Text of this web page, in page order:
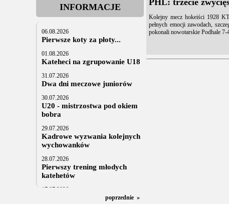
INFORMACJE
06.08.2026
Pierwsze koty za płoty...
01.08.2026
Kateheci na zgrupowanie U18
31.07.2026
Dwa dni meczowe juniorów
30.07.2026
U20 - mistrzostwa pod okiem
bobra
29.07.2026
Kadrowe wyzwania kolejnych
wychowanków
28.07.2026
Pierwszy trening młodych
katehetów
17.07.2026
U20: z kraju i z zagranicy
poprzednie »
PHL: trzecie
Kolejny mecz hokeiści 1928
pełnych emocji zawodach,
pokonali nowotarskie Podhale 7-